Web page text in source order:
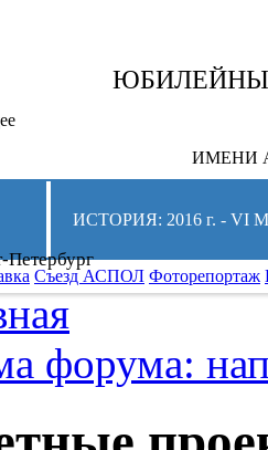
ИМЕНИ
Петербург
ИСТОРИЯ: 2016 г. -
Съезд АСПОЛ Фоторепортаж
форума: